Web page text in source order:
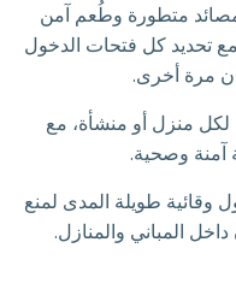
متطورة وطُعم آمن
مع تحديد كل فتحات الدخول
مرة أخرى.
منزل أو منشأة، مع
آمنة وصحية.
وقائية طويلة المدى لمنع
المباني والمنازل.